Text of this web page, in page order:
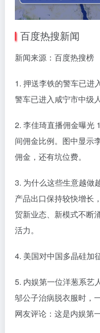
百度热搜新闻
新闻来源：百度热搜榜
1. 押送李铁的警车已进
警车已进入咸宁市中级
2. 李佳琦直播佣金曝光
间佣金比例。图中显示
佣金，还有坑位费。
3. 为什么这些生意越做
产品出口保持较快增长
贸新业态、新模式不断
活力。
4. 美国对中国多晶硅加
5. 内娱第一位洋葱系艺
邬公子治病脱衣服时，
网友评论：这是内娱第